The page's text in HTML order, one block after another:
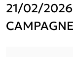
21/02/
CAMPAGNE